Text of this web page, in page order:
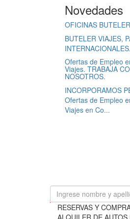
Novedades
OFICINAS
BUTELER VIAJES,
Ofertas de Empleo
Viajes. TRABAJA
NOSOTROS.
INCORPORAMOS
Ofertas de Empleo
Viajes en Co...
RESERVAS Y
ALQUILER DE